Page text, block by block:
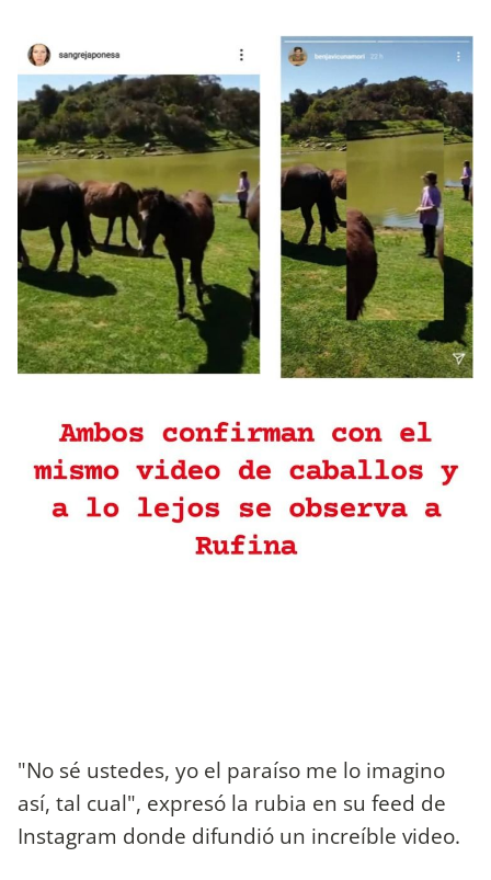
"No sé ustedes, yo el paraíso me lo imagino
así, tal cual", expresó la rubia en su feed de
Instagram donde difundió un increíble video.